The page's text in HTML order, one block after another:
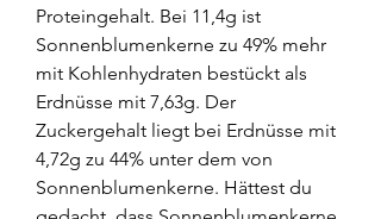
Proteingehalt. Bei 11,4g ist
Sonnenblumenkerne zu 49% mehr
mit Kohlenhydraten bestückt als
Erdnüsse mit 7,63g. Der
Zuckergehalt liegt bei Erdnüsse mit
4,72g zu 44% unter dem von
Sonnenblumenkerne. Hättest du